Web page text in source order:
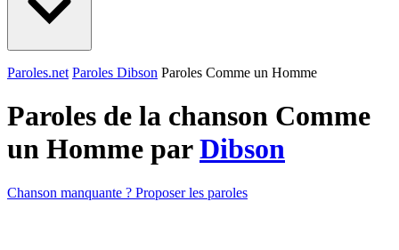
Paroles.net Paroles Dibson Paroles Comme un Homme
Paroles de la chanson Comme
un Homme parDibson
Chanson manquante ? Proposer les paroles